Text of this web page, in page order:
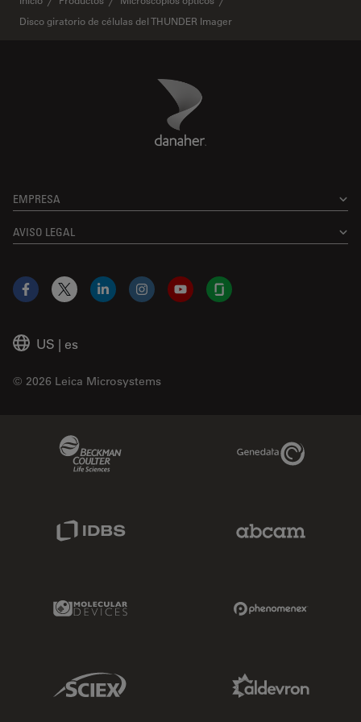
Disco giratorio de células del THUNDER Imager
Danaher Logo
EMPRESA
AVISO LEGAL
US | es
© 2026 Leica Microsystems
Facebook
X LinkedInInstagramYouTubeGlassdoor
Genedata Link
Molecular Devices Link
Sciex Link